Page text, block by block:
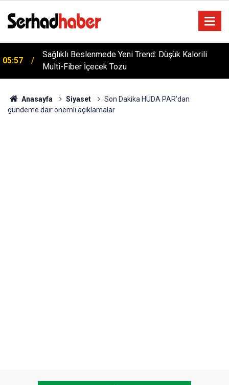
05:57
Sağlıklı Beslenmede Yeni Trend: Düşük Kalorili
Multi-Fiber İçecek Tozu
Anasayfa Siyaset
Son Dakika HÜDA PAR’dan
gündeme dair önemli açıklamalar